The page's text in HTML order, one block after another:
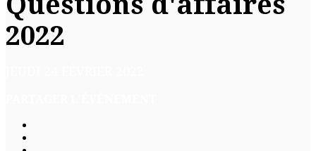
2022